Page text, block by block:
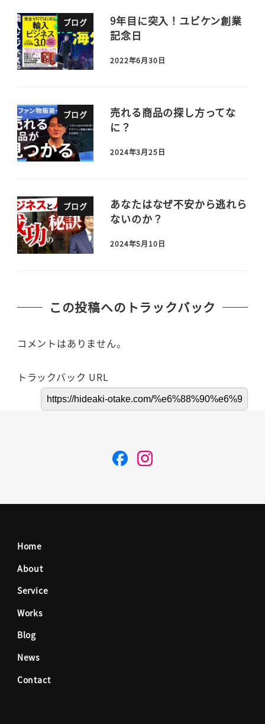
ブログ
9年目に突入！ユビケン創業
記念日
2022年6月30日
ブログ
売れる商品の探し方ってな
に？
2024年3月25日
ブログ
あなたはなぜ不安から逃れら
ないのか？
2024年5月10日
この投稿へのトラックバック
コメントはありません。
トラックバック URL
F I
Home
About
Service
Works
Blog
News
Contact